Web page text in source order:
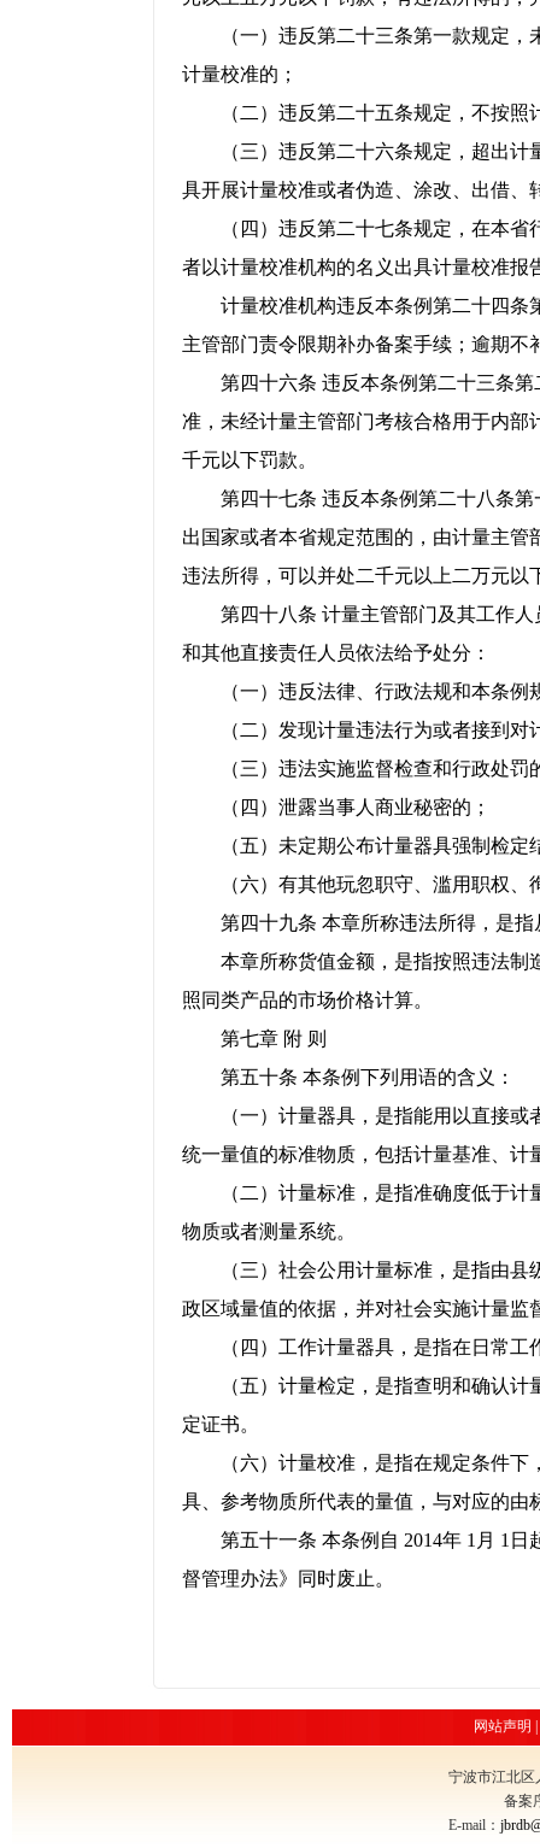
（一）违反第二十三条第一款规定，
计量校准的；
（二）违反第二十五条规定，不按照
（三）违反第二十六条规定，超出计
具开展计量校准或者伪造、涂改、出借、
（四）违反第二十七条规定，在本省
者以计量校准机构的名义出具计量校准报
计量校准机构违反本条例第二十四条
主管部门责令限期补办备案手续；逾期
第四十六条 违反本条例第二十三条第
准，未经计量主管部门考核合格用于内
千元以下罚款。
第四十七条 违反本条例第二十八条第
出国家或者本省规定范围的，由计量主
违法所得，可以并处二千元以上二万元以
第四十八条 计量主管部门及其工作人
和其他直接责任人员依法给予处分：
（一）违反法律、行政法规和本条例
（二）发现计量违法行为或者接到对
（三）违法实施监督检查和行政处罚
（四）泄露当事人商业秘密的；
（五）未定期公布计量器具强制检定
（六）有其他玩忽职守、滥用职权、
第四十九条 本章所称违法所得，是指
本章所称货值金额，是指按照违法制
照同类产品的市场价格计算。
第七章 附 则
第五十条 本条例下列用语的含义：
（一）计量器具，是指能用以直接或
统一量值的标准物质，包括计量基准、计
（二）计量标准，是指准确度低于计
物质或者测量系统。
（三）社会公用计量标准，是指由县
政区域量值的依据，并对社会实施计量监
（四）工作计量器具，是指在日常工
（五）计量检定，是指查明和确认计
定证书。
（六）计量校准，是指在规定条件下
具、参考物质所代表的量值，与对应的由
第五十一条 本条例自 2014年 1月 1日
督管理办法》同时废止。
网站声明
宁波市江北区
备案
E-mail：